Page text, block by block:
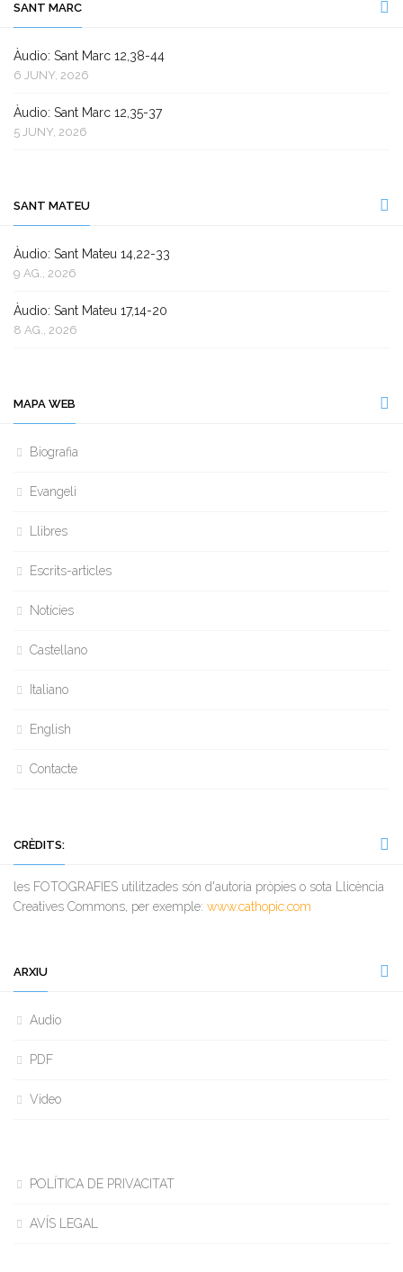
SANT MARC
Àudio: Sant Marc 12,38-44
6 JUNY, 2026
Àudio: Sant Marc 12,35-37
5 JUNY, 2026
SANT MATEU
Àudio: Sant Mateu 14,22-33
9 AG., 2026
Àudio: Sant Mateu 17,14-20
8 AG., 2026
MAPA WEB
Biografia
Evangeli
Llibres
Escrits-articles
Notícies
Castellano
Italiano
English
Contacte
CRÈDITS:
les FOTOGRAFIES utilitzades són d'autoria pròpies o sota Llicència
Creatives Commons, per exemple: www.cathopic.com
ARXIU
Audio
PDF
Video
POLÍTICA DE PRIVACITAT
AVÍS LEGAL